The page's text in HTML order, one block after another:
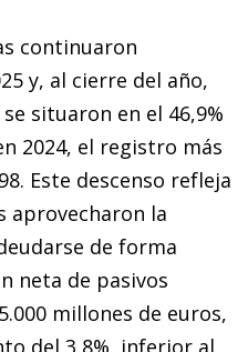
continuaron
y, al cierre del año,
se situaron en el 46,9%
2024, el registro más
Este descenso refleja
aprovecharon la
de forma
neta de pasivos
millones de euros,
del 3,8%, inferior al